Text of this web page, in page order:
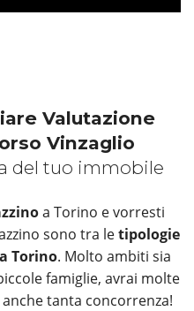
Valutazione
Vinzaglio
del tuo immobile
a Torino e vorresti
sono tra letipologie
Torino. Molto ambiti sia
famiglie, avrai molte
tanta concorrenza!